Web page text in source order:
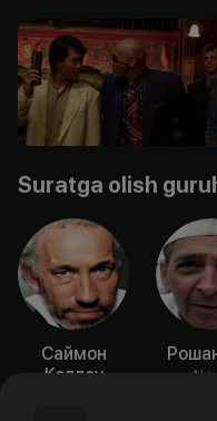
Suratga olish
Саймон
Кэллоу